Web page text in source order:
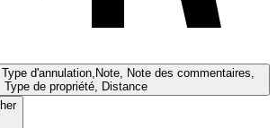
d'annulation,Note, Note des commentaires,
Type de propriété, Distance